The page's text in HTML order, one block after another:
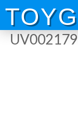
Skip
content
UV002179